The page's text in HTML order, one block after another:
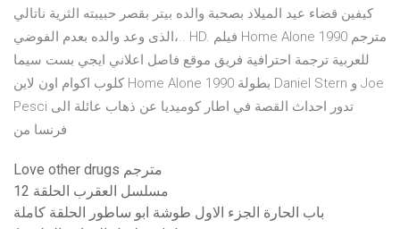
كيفين قضاء عيد الميلاد بصحبة والده بيتر بقصر حبيبته الثرية ناتالي
الذى وعد والده بعدم الفوضي،.. HD. فيلم Home Alone 1990 مترجم
للعربية ترجمة احترافية فريق موقع فاصل اعلاني ايجي بست سيما
كلوب اكوام اون لاين Home Alone 1990 بطولة Daniel Stern و Joe
Pesci تدور احداث القصة في اطار كوميديا عن ذهاب عائلة الى
فرنسا من
Love other drugs مترجم
مسلسل العقرب الحلقة 12
باب الحارة الجزء الاول طوشة ابو ساطور الحلقة كاملة